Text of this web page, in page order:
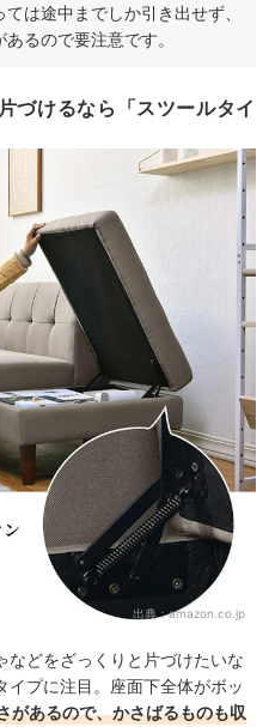
は途中までしか引き出せず、
るので要注意です。
づけるなら「スツールタイ
出典：amazon.co.jp
などをざっくりと片づけたいな
イプに注目。座面下全体がボッ
があるので、かさばるものも収